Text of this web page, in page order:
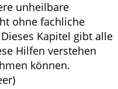
unheilbare
ohne fachliche
Kapitel gibt alle
Hilfen verstehen
können.